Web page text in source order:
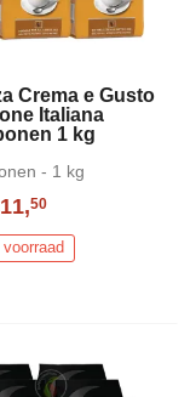
Crema e Gusto
Italiana
1 kg
- 1 kg
50